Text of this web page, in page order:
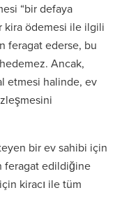
“bir defaya
kira ödemesi ile ilgili
feragat ederse, bu
Ancak,
etmesi halinde, ev
bir ev sahibi için
feragat edildiğine
kiracı ile tüm